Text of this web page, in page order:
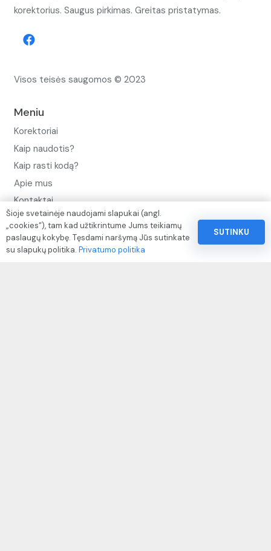
korektorius. Saugus pirkimas. Greitas pristatymas.
Visos teisės saugomos © 2023
Meniu
Korektoriai
Kaip naudotis?
Kaip rasti kodą?
Apie mus
Kontaktai
Privatumo politika
Pinigų ir prekių grąžinimo politika
Šioje svetainėje naudojami slapukai (angl.
„cookies“), tam kad užtikrintume Jums teikiamų
paslaugų kokybę. Tęsdami naršymą Jūs sutinkate
su slapukų politika. Privatumo politika
SUTINKU